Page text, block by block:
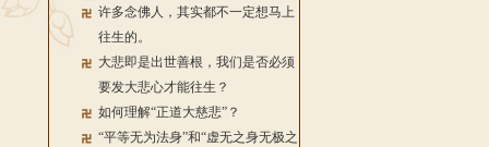
许多念佛人，其实都不一定想马上
往生的。
大悲即是出世善根，我们是否必须
要发大悲心才能往生？
如何理解“正道大慈悲”？
“平等无为法身”和“虚无之身无极之